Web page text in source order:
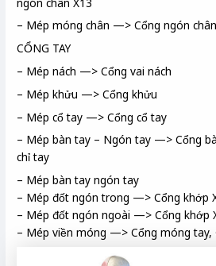
– Mép móng chân —> Cổng ngón chân
CỔNG TAY
– Mép nách —> Cổng vai nách
– Mép khửu —> Cổng khửu
– Mép cổ tay —> Cổng cổ tay
– Mép bàn tay – Ngón tay —> Cổng
chỉ tay
– Mép bàn tay ngón tay
– Mép đốt ngón trong —> Cổng khớp
– Mép đốt ngón ngoài —> Cổng khớp
– Mép viền móng —> Cổng móng tay,